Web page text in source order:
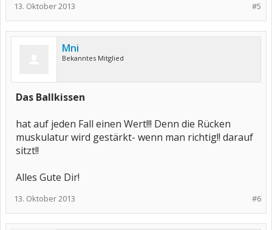
#5
13. Oktober 2013
Mni
Bekanntes Mitglied
Das Ballkissen
hat auf jeden Fall einen Wert!!! Denn die Rücken
muskulatur wird gestärkt- wenn man richtig!! darauf
sitzt!!
Alles Gute Dir!
#6
13. Oktober 2013